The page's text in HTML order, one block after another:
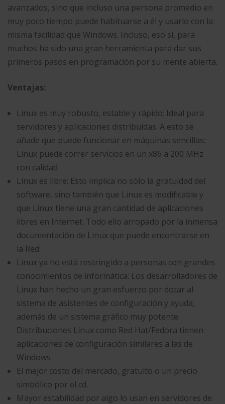
avanzados, sino que incluso una persona promedio en
muy poco tiempo puede habituarse a él y usarlo con la
misma facilidad que Windows. Incluso, eso sí, para
muchos ha sido una gran herramienta para dar sus
primeros pasos en programación por su mente abierta.
Ventajas:
Linux es muy robusto, estable y rápido: Ideal para
servidores y aplicaciones distribuidas. A esto se
añade que puede funcionar en máquinas sencillas:
Linux puede correr servicios en un x86 a 200 MHz
con calidad
Linux es libre: Esto implica no sólo la gratuidad del
software, sino también que Linux es modificable y
que Linux tiene una gran cantidad de aplicaciones
libres en Internet. Todo ello arropado por la inmensa
documentación de Linux que puede encontrarse en
la Red
Linux ya no está restringido a personas con grandes
conocimientos de informática: Los desarrolladores de
Linux han hecho un gran esfuerzo por dotar al
sistema de asistentes de configuración y ayuda,
además de un sistema gráfico muy potente.
Distribuciones Linux como Red Hat/Fedora tienen
aplicaciones de configuración similares a las de
Windows
El mejor costo del mercado, gratuito o un precio
simbólico por el cd.
Mayor estabilidad por algo lo usan en servidores de